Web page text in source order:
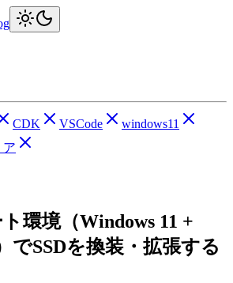
CDK VSCode
windows11
ア
環境（Windows 11 +
でSSDを換装・拡張する